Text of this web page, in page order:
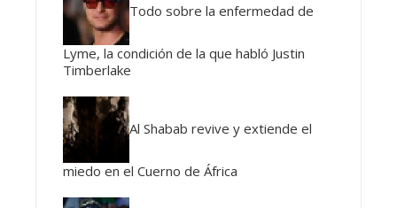
Todo sobre la enfermedad de
Lyme, la condición de la que habló Justin
Timberlake
Al Shabab revive y extiende el
miedo en el Cuerno de África